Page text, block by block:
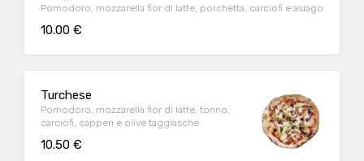
Pomodoro, mozzarella fior di latte, porchetta, carciofi e asiago
10.00 €
Turchese
Pomodoro, mozzarella fior di latte, tonno,
carciofi, capperi e olive taggiasche
10.50 €